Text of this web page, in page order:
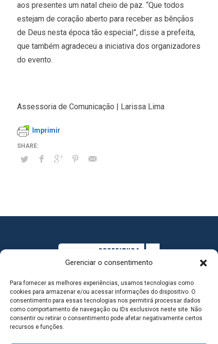
Gerenciar o consentimento
Para fornecer as melhores experiências, usamos tecnologias como
cookies para armazenar e/ou acessar informações do dispositivo. O
consentimento para essas tecnologias nos permitirá processar dados
como comportamento de navegação ou IDs exclusivos neste site. Não
consentir ou retirar o consentimento pode afetar negativamente certos
recursos e funções.
aos presentes um natal cheio de paz. “Que todos
estejam de coração aberto para receber as bênçãos
de Deus nesta época tão especial”, disse a prefeita,
que também agradeceu a iniciativa dos organizadores
do evento.
Assessoria de Comunicação | Larissa Lima
Imprimir
MAPA DO SITE